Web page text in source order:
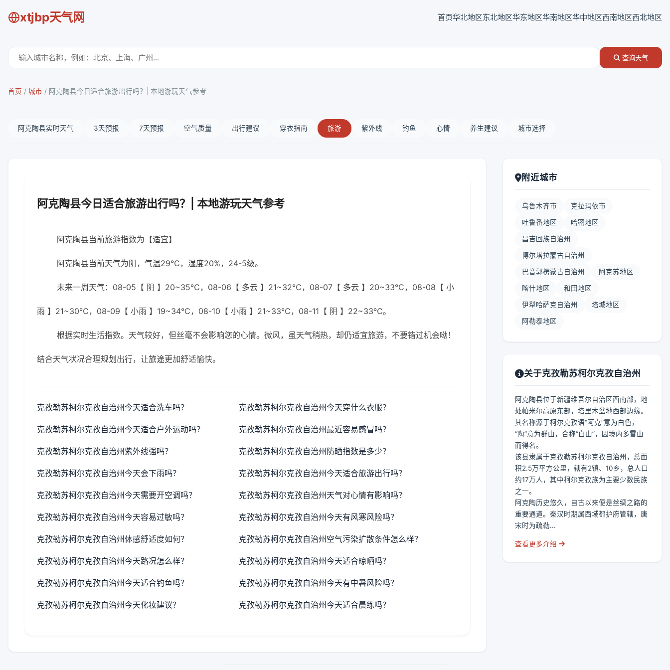
xtjbp天气网 首页华北地区东北地区华东地区华南地区华中地区西南地区西北地区
查询天气
首页 / 城市 / 阿克陶县今日适合旅游出行吗？| 本地游玩天气参考
阿克陶县实时天气 3天预报 7天预报 空气质量 出行建议 穿衣指南 旅游 紫外线 钓鱼 心情 养生建议 城市选择
阿克陶县今日适合旅游出行吗？| 本地游玩天气参考
阿克陶县当前旅游指数为【适宜】
阿克陶县当前天气为阴，气温29℃，湿度20%，24-5级。
未来一周天气：08-05【 阴 】20~35℃，08-06【 多云 】21~32℃，08-07【 多云 】20~33℃，08-08【 小
雨 】21~30℃，08-09【 小雨 】19~34℃，08-10【 小雨 】21~33℃，08-11【 阴 】22~33℃。
根据实时生活指数。天气较好，但丝毫不会影响您的心情。微风，虽天气稍热，却仍适宜旅游，不要错过机会呦！
结合天气状况合理规划出行，让旅途更加舒适愉快。
克孜勒苏柯尔克孜自治州今天适合洗车吗？ 克孜勒苏柯尔克孜自治州今天穿什么衣服？
克孜勒苏柯尔克孜自治州今天适合户外运动吗？ 克孜勒苏柯尔克孜自治州最近容易感冒吗？
克孜勒苏柯尔克孜自治州紫外线强吗？ 克孜勒苏柯尔克孜自治州防晒指数是多少？
克孜勒苏柯尔克孜自治州今天会下雨吗？ 克孜勒苏柯尔克孜自治州今天适合旅游出行吗？
克孜勒苏柯尔克孜自治州今天需要开空调吗？ 克孜勒苏柯尔克孜自治州天气对心情有影响吗？
克孜勒苏柯尔克孜自治州今天容易过敏吗？ 克孜勒苏柯尔克孜自治州今天有风寒风险吗？
克孜勒苏柯尔克孜自治州体感舒适度如何？ 克孜勒苏柯尔克孜自治州空气污染扩散条件怎么样？
克孜勒苏柯尔克孜自治州今天路况怎么样？ 克孜勒苏柯尔克孜自治州今天适合晾晒吗？
克孜勒苏柯尔克孜自治州今天适合钓鱼吗？ 克孜勒苏柯尔克孜自治州今天有中暑风险吗？
克孜勒苏柯尔克孜自治州今天化妆建议？ 克孜勒苏柯尔克孜自治州今天适合晨练吗？
附近城市
乌鲁木齐市 克拉玛依市
吐鲁番地区 哈密地区
昌吉回族自治州
博尔塔拉蒙古自治州
巴音郭楞蒙古自治州 阿克苏地区
喀什地区 和田地区
伊犁哈萨克自治州 塔城地区
阿勒泰地区
关于克孜勒苏柯尔克孜自治州
阿克陶县位于新疆维吾尔自治区西南部，地
处帕米尔高原东部，塔里木盆地西部边缘。
其名称源于柯尔克孜语“阿克”意为白色，
“陶”意为群山，合称“白山”，因境内多雪山
而得名。
该县隶属于克孜勒苏柯尔克孜自治州，总面
积2.5万平方公里，辖有2镇、10乡，总人口
约17万人，其中柯尔克孜族为主要少数民族
之一。
阿克陶历史悠久，自古以来便是丝绸之路的
重要通道。秦汉时期属西域都护府管辖，唐
宋时为疏勒...
查看更多介绍